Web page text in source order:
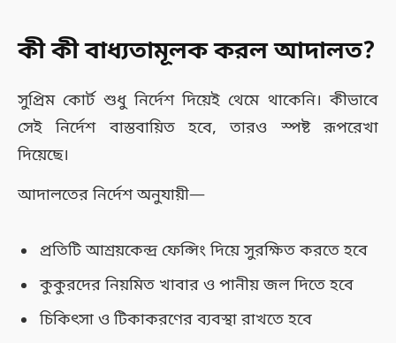
কী কী বাধ্যতামূলক করল আদালত?
সুপ্রিম কোর্ট শুধু নির্দেশ দিয়েই থেমে থাকেনি। কীভাবে
সেই নির্দেশ বাস্তবায়িত হবে, তারও স্পষ্ট রূপরেখা
দিয়েছে।
আদালতের নির্দেশ অনুযায়ী—
প্রতিটি আশ্রয়কেন্দ্র ফেন্সিং দিয়ে সুরক্ষিত করতে হবে
কুকুরদের নিয়মিত খাবার ও পানীয় জল দিতে হবে
চিকিৎসা ও টিকাকরণের ব্যবস্থা রাখতে হবে